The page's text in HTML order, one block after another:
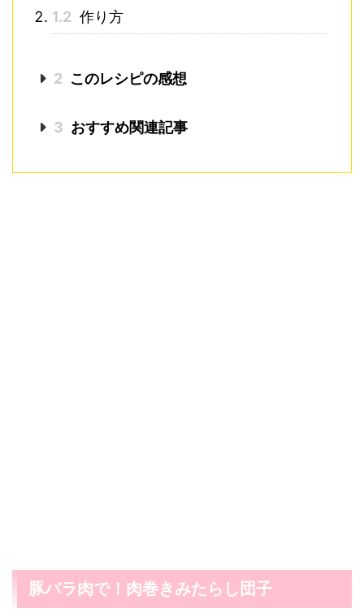
1.2 作り方
2 このレシピの感想
3 おすすめ関連記事
豚バラ肉で！肉巻きみたらし団子